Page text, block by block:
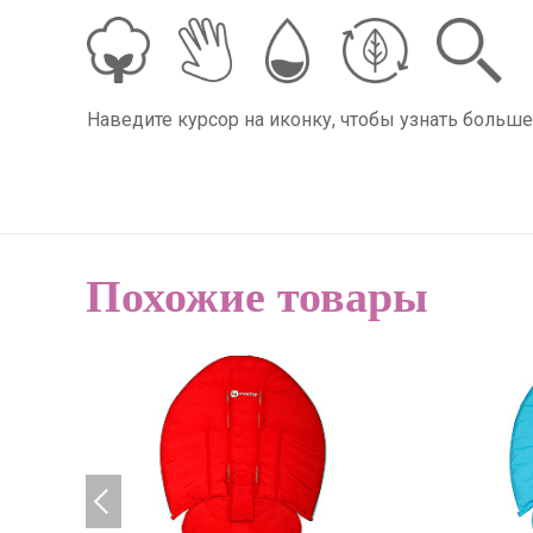
Наведите курсор на иконку, чтобы узнать
Похожие товары